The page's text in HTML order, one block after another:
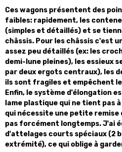
Ces wagons présentent des
faibles: rapidement, les
(simples et détaillés) et se
châssis. Pour les châssis c'est
assez peu détaillés (ex: les
demi-lune pleines), les essieux
par deux ergots centraux), les
ils sont fragiles et empêchent
Enfin, le système d'élongation
lame plastique qui ne tient pas
qui nécessite une petite remise
pas forcément longtemps. J'ai
d'attelages courts spéciaux (2
extrémité), ce qui oblige à